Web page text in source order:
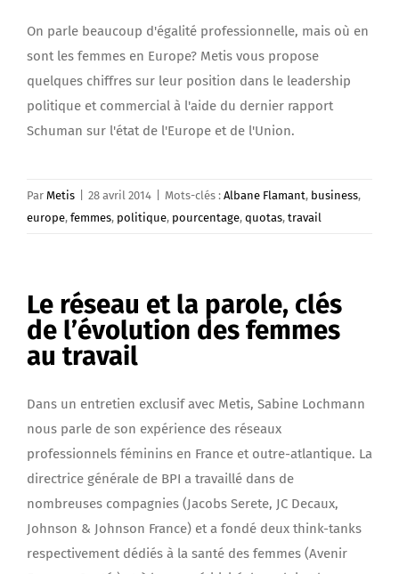
On parle beaucoup d'égalité professionnelle, mais où en
sont les femmes en Europe? Metis vous propose
quelques chiffres sur leur position dans le leadership
politique et commercial à l'aide du dernier rapport
Schuman sur l'état de l'Europe et de l'Union.
Par Metis 28 avril 2014 Mots-clés : Albane Flamant, business,
europe, femmes, politique, pourcentage, quotas, travail
Le réseau et la parole, clés
de l’évolution des femmes
au travail
Dans un entretien exclusif avec Metis, Sabine Lochmann
nous parle de son expérience des réseaux
professionnels féminins en France et outre-atlantique. La
directrice générale de BPI a travaillé dans de
nombreuses compagnies (Jacobs Serete, JC Decaux,
Johnson & Johnson France) et a fondé deux think-tanks
respectivement dédiés à la santé des femmes (Avenir